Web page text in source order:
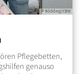
© Bödding/CBW
Pflegebetten,
genauso